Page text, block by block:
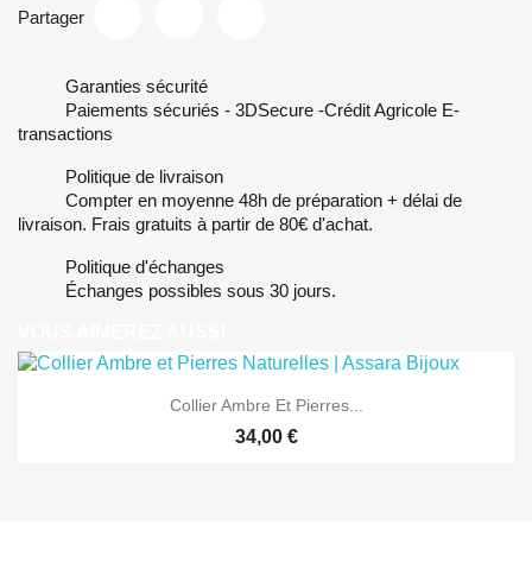
Partager
Garanties sécurité
Paiements sécuriés - 3DSecure -Crédit Agricole E-
transactions
Politique de livraison
Compter en moyenne 48h de préparation + délai de
livraison. Frais gratuits à partir de 80€ d'achat.
Politique d'échanges
Échanges possibles sous 30 jours.
Collier Ambre Et Pierres...
34,00 €